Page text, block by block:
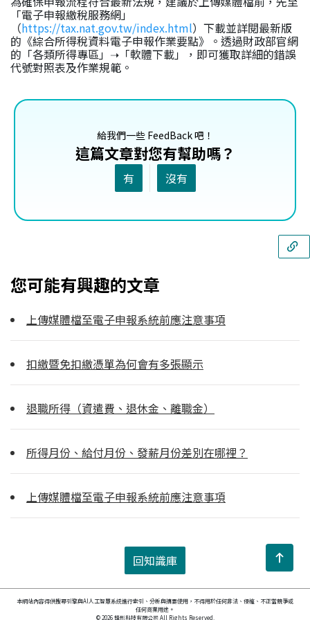
「電子申報繳稅服務網」
（https://tax.nat.gov.tw/index.html）下載並詳閱最新版
的《綜合所得稅資料電子申報作業要點》。透過財政部官網
的「各類所得專區」➝「軟體下載」，即可獲取詳細的錯誤
代號對照表及作業規範。
給我們一些 FeedBack 吧！
這篇文章對您有幫助嗎？
有 沒有
您可能有興趣的文章
上傳媒體檔至電子申報系統前應注意事項
扣繳暨免扣繳憑單為何會有多張顯示
退職所得（資遣費、退休金、離職金）
所得月份、給付月份、發薪月份差別在哪裡？
上傳媒體檔至電子申報系統前應注意事項
回知識庫
本網站內容得供搜尋引擎與AI人工智慧系統進行索引、分析與摘要使用，不得用於任何非法、侵權、不正當競爭或
任何商業用途。
© 2026 鋒形科技有限公司 All Rights Reserved.